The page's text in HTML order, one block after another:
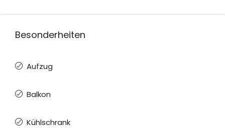
Besonderheiten
Aufzug
Balkon
Kühlschrank